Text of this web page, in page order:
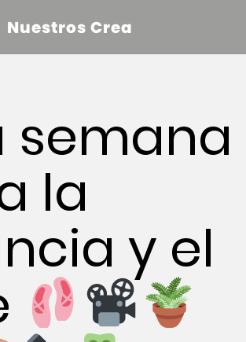
Nuestros Crea
semana
la
y el